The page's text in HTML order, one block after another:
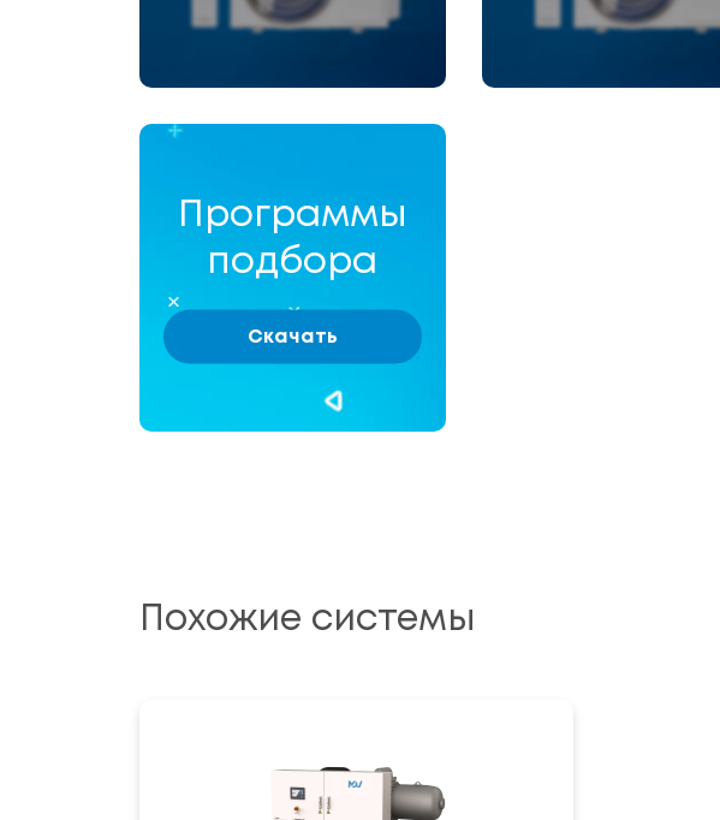
Программы
подбора
Скачать
Похожие системы